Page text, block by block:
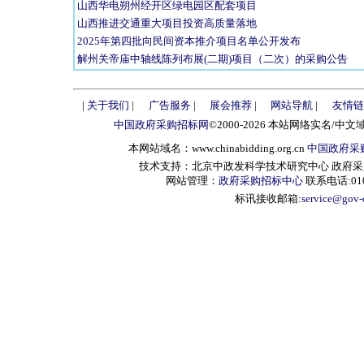
山西华电朔州经开区绿电园区配套项目
山西推进交通重大项目投资高质量落地
2025年第四批向民间资本推介项目名单公开发布
解州关帝庙中轴线陈列布展(二期)项目（二次）的采购公告
| 关于我们 | 广告服务| 展会推荐| 网站导航 |
友情
中国政府采购招标网©2000-2026 本站网络实名/中文
本网站域名：www.chinabidding.org.cn 中国政府采
技术支持：北京中政发科学技术研究中心 政府
网站管理： 政府采购招标中心 联系电话
标讯接收邮箱: